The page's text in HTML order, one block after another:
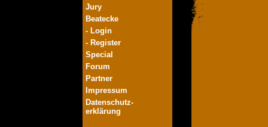
Jury
Beatecke
- Login
- Register
Special
Forum
Partner
Impressum
Datenschutz-
erklärung